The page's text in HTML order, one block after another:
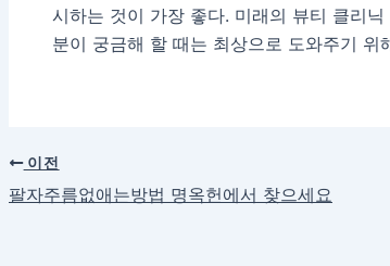
시하는 것이 가장 좋다. 미래의 뷰티 클리
분이 궁금해 할 때는 최상으로 도와주기 위
이전
팔자주름없애는방법 명옥헌에서 찾으세요